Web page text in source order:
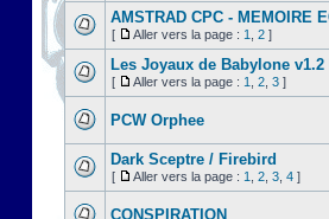
AMSTRAD CPC - MEMOIRE
[ Aller vers la page : 1 2 ]
Les Joyaux de Babylone
[ Aller vers la page : 1 2 3 ]
PCW Orphee
Dark Sceptre / Firebird
[ Aller vers la page : 1 2 3 4 ]
CONSPIRATION